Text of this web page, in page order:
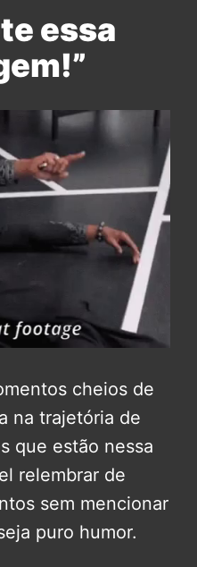
essa
cheios de
na trajetória de
que estão nessa
relembrar de
sem mencionar
puro humor.